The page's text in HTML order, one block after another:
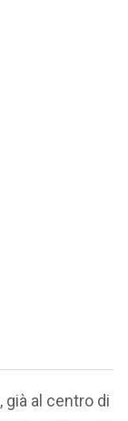
al centro di